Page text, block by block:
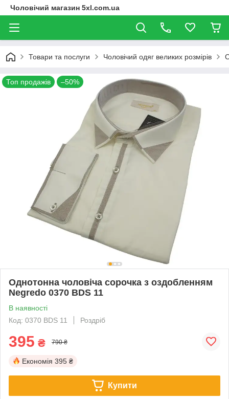
Чоловічий магазин 5xl.com.ua
Товари та послуги Чоловічий одяг великих розмірів
Топ продажів –50%
Однотонна чоловіча сорочка з оздобленням
Negredo 0370 BDS 11
В наявності
Код: 0370 BDS 11
Роздріб
395 ₴ 790 ₴
Економія 395 ₴
Купити